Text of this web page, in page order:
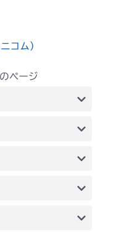
コム）
ページ
ー
ー
ー
ー